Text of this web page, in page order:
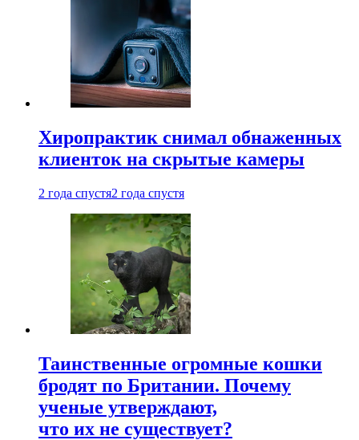
Хиропрактик снимал обнаженных
клиенток на скрытые камеры
2 года спустя2 года спустя
Таинственные огромные кошки
бродят по Британии. Почему
ученые утверждают,
что их не существует?